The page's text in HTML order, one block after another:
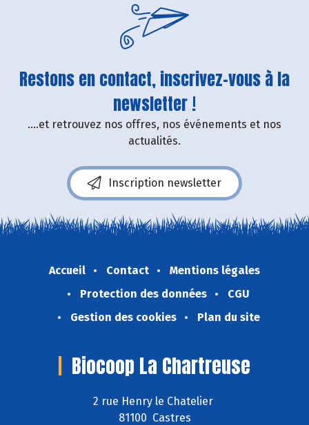
Restons en contact, inscrivez-vous à la
newsletter !
....et retrouvez nos offres, nos événements et nos
actualités.
Inscription newsletter
Accueil Contact
Mentions légales
Protection des données
CGU
Gestion des cookies
Plan du site
Biocoop La Chartreuse
2 rue Henry le Chatelier
81100 Castres